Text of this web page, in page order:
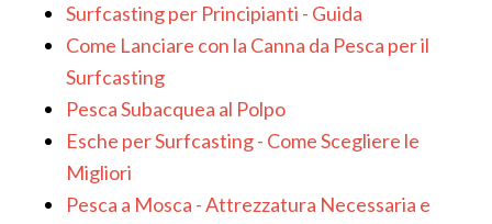
Surfcasting per Principianti - Guida
Come Lanciare con la Canna da Pesca per il
Surfcasting
Pesca Subacquea al Polpo
Esche per Surfcasting - Come Scegliere le
Migliori
Pesca a Mosca - Attrezzatura Necessaria e